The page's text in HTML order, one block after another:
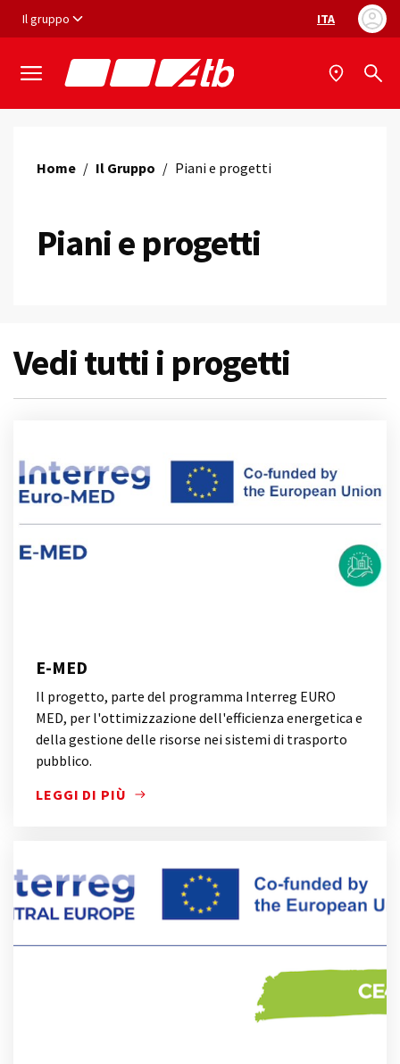
Vai ai contenuti
Vai al footer
Il gruppo Selezione
ITA
Home / Il Gruppo / Piani e progetti
Piani e progetti
Vedi tutti i progetti
E-MED
Il progetto, parte del programma Interreg EURO
MED, per l'ottimizzazione dell'efficienza energetica e
della gestione delle risorse nei sistemi di trasporto
pubblico.
LEGGI DI PIÙ
IL PROGETTO, PARTE DEL PROGRAMMA